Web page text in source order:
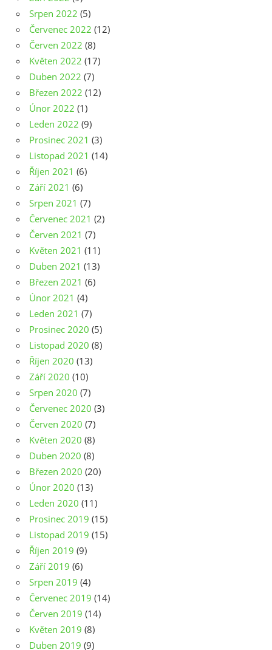
Srpen 2022 (5)
Červenec 2022 (12)
Červen 2022 (8)
Květen 2022 (17)
Duben 2022 (7)
Březen 2022 (12)
Únor 2022 (1)
Leden 2022 (9)
Prosinec 2021 (3)
Listopad 2021 (14)
Říjen 2021 (6)
Září 2021 (6)
Srpen 2021 (7)
Červenec 2021 (2)
Červen 2021 (7)
Květen 2021 (11)
Duben 2021 (13)
Březen 2021 (6)
Únor 2021 (4)
Leden 2021 (7)
Prosinec 2020 (5)
Listopad 2020 (8)
Říjen 2020 (13)
Září 2020 (10)
Srpen 2020 (7)
Červenec 2020 (3)
Červen 2020 (7)
Květen 2020 (8)
Duben 2020 (8)
Březen 2020 (20)
Únor 2020 (13)
Leden 2020 (11)
Prosinec 2019 (15)
Listopad 2019 (15)
Říjen 2019 (9)
Září 2019 (6)
Srpen 2019 (4)
Červenec 2019 (14)
Červen 2019 (14)
Květen 2019 (8)
Duben 2019 (9)